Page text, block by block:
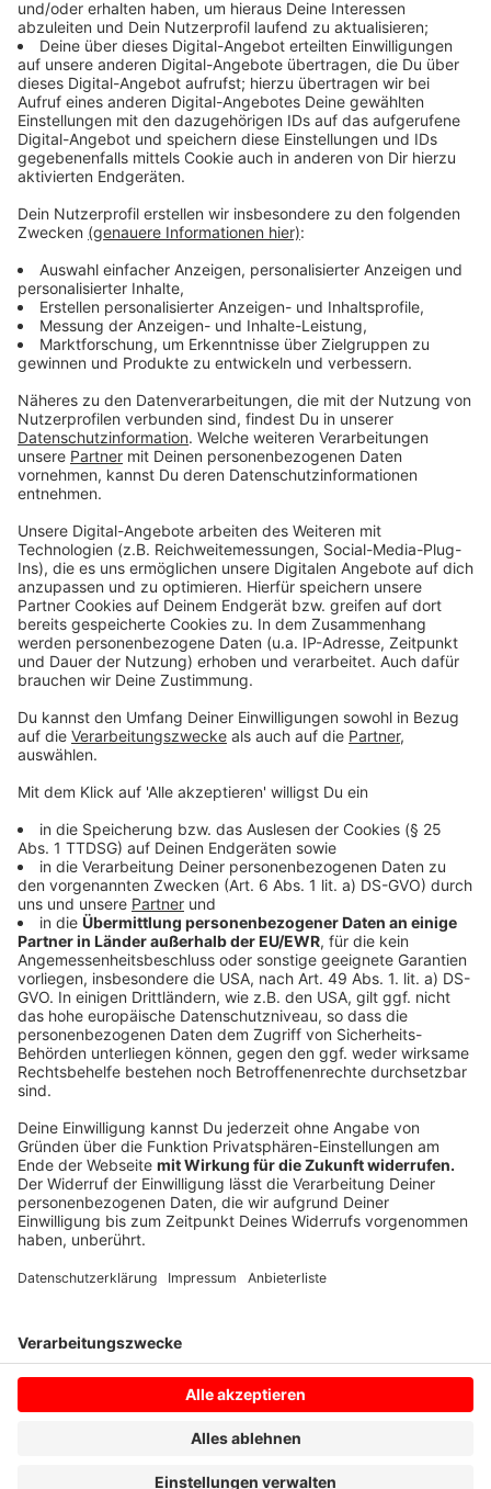
Grenzpendler als auch für die Wirtschaft im Grenzraum
nervig. Gerade die Menschen hier in der EUREGIO
haben sich in den letzten 40 Jahren intensiv darum
bemüht, offene Grenzen zu schaffen. Und wenn jetzt
wieder Kontrollen stattfinden, führe das früher oder
später wieder dazu, dass die Menschen sich wieder
voneinander entfernen. Das sei kein gutes Signal.
Anzeige
Auswirkungen auf die deutsch-
niederländische Zusammenarbeit
Anzeige
Bengevoord hat dieBeziehungen der Gemeinden in
Achterhoek und Twente mit dem Kreis Borken
ausdrücklich gelobt. Die seien freundschaftlich und
die Grenzgemeinden gemeinsam eine Resolution auf
den Weg gebracht haben. Gerichtet an das zuständige
Ministerium in den Niederlanden, mit der Bitte die
Grenzkontrollen nicht zu lange durchzuführen. Denn sie
schadeten dem Geist von Schengen.
Anzeige
Infos zur EUREGIO:
Anzeige
Hier erfahrt Ihr mehr zurEUREGIO.
Anzeige
Infos zum Schengen Abkommen:
Anzeige
Anzeige